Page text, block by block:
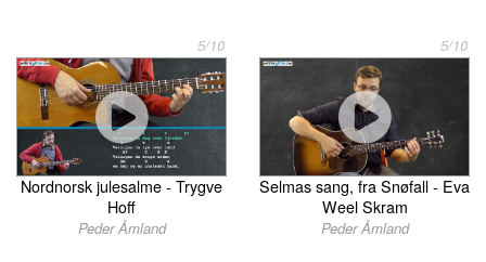
5/10
Nordnorsk julesalme - Trygve
Hoff
Peder Åmland
5/10
Selmas sang, fra Snøfall - Eva
Weel Skram
Peder Åmland